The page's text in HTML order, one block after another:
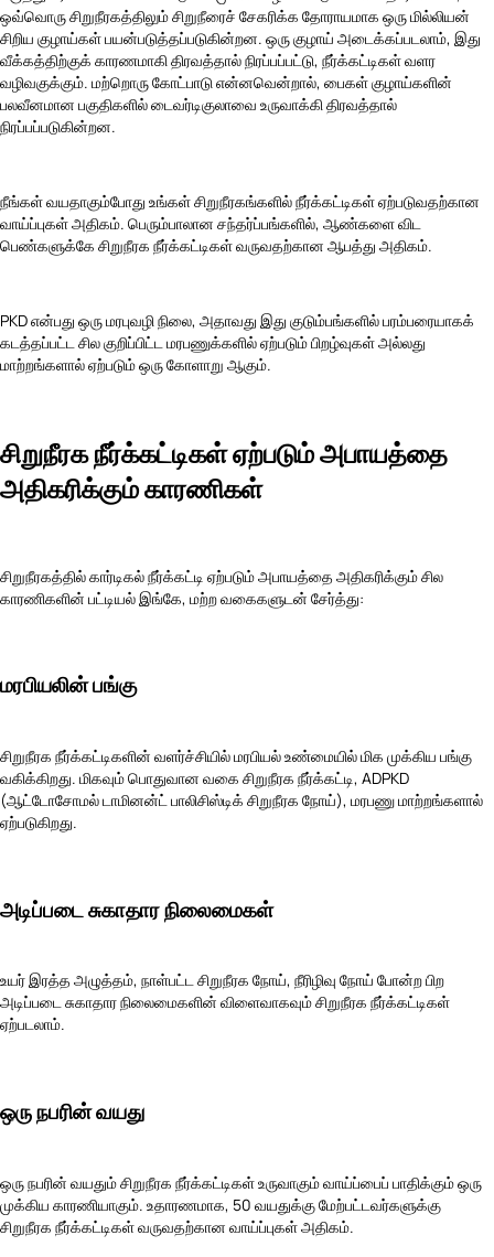
ஒவ்வொரு சிறுநீரகத்திலும் சிறுநீரைச் சேகரிக்க தோராயமாக ஒரு மில்லியன்
சிறிய குழாய்கள் பயன்படுத்தப்படுகின்றன. ஒரு குழாய் அடைக்கப்படலாம், இது
வீக்கத்திற்குக் காரணமாகி திரவத்தால் நிரப்பப்பட்டு, நீர்க்கட்டிகள் வளர
வழிவகுக்கும். மற்றொரு கோட்பாடு என்னவென்றால், பைகள் குழாய்களின்
பலவீனமான பகுதிகளில் டைவர்டிகுலாவை உருவாக்கி திரவத்தால்
நிரப்பப்படுகின்றன.
நீங்கள் வயதாகும்போது உங்கள் சிறுநீரகங்களில் நீர்க்கட்டிகள் ஏற்படுவதற்கான
வாய்ப்புகள் அதிகம். பெரும்பாலான சந்தர்ப்பங்களில், ஆண்களை விட
பெண்களுக்கே சிறுநீரக நீர்க்கட்டிகள் வருவதற்கான ஆபத்து அதிகம்.
PKD என்பது ஒரு மரபுவழி நிலை, அதாவது இது குடும்பங்களில் பரம்பரையாகக்
கடத்தப்பட்ட சில குறிப்பிட்ட மரபணுக்களில் ஏற்படும் பிறழ்வுகள் அல்லது
மாற்றங்களால் ஏற்படும் ஒரு கோளாறு ஆகும்.
சிறுநீரக நீர்க்கட்டிகள் ஏற்படும் அபாயத்தை
அதிகரிக்கும் காரணிகள்
சிறுநீரகத்தில் கார்டிகல் நீர்க்கட்டி ஏற்படும் அபாயத்தை அதிகரிக்கும் சில
காரணிகளின் பட்டியல் இங்கே, மற்ற வகைகளுடன் சேர்த்து:
மரபியலின் பங்கு
சிறுநீரக நீர்க்கட்டிகளின் வளர்ச்சியில் மரபியல் உண்மையில் மிக முக்கிய பங்கு
வகிக்கிறது. மிகவும் பொதுவான வகை சிறுநீரக நீர்க்கட்டி, ADPKD
(ஆட்டோசோமல் டாமினன்ட் பாலிசிஸ்டிக் சிறுநீரக நோய்), மரபணு மாற்றங்களால்
ஏற்படுகிறது.
அடிப்படை சுகாதார நிலைமைகள்
உயர் இரத்த அழுத்தம், நாள்பட்ட சிறுநீரக நோய், நீரிழிவு நோய் போன்ற பிற
அடிப்படை சுகாதார நிலைமைகளின் விளைவாகவும் சிறுநீரக நீர்க்கட்டிகள்
ஏற்படலாம்.
ஒரு நபரின் வயது
ஒரு நபரின் வயதும் சிறுநீரக நீர்க்கட்டிகள் உருவாகும் வாய்ப்பைப் பாதிக்கும் ஒரு
முக்கிய காரணியாகும். உதாரணமாக, 50 வயதுக்கு மேற்பட்டவர்களுக்கு
சிறுநீரக நீர்க்கட்டிகள் வருவதற்கான வாய்ப்புகள் அதிகம்.